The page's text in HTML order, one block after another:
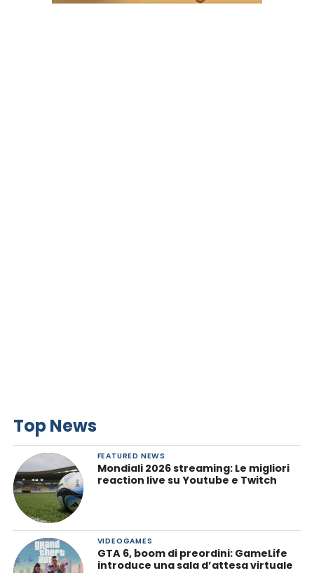
Top News
FEATURED NEWS
Mondiali 2026 streaming: Le migliori
reaction live su Youtube e Twitch
VIDEOGAMES
GTA 6, boom di preordini: GameLife
introduce una sala d’attesa virtuale